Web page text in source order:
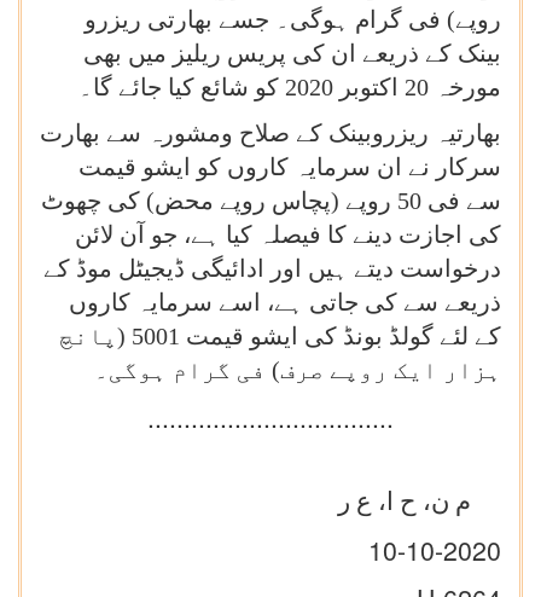
روپے) فی گرام ہوگی۔ جسے بھارتی ریزرو
بینک کے ذریعے ان کی پریس ریلیز میں بھی
مورخہ 20 اکتوبر 2020 کو شائع کیا جائے گا۔
بھارتیہ ریزروبینک کے صلاح ومشورہ سے بھارت
سرکار نے ان سرمایہ کاروں کو ایشو قیمت
سے فی 50 روپے (پچاس روپے محض) کی چھوٹ
کی اجازت دینے کا فیصلہ کیا ہے، جو آن لائن
درخواست دیتے ہیں اور ادائیگی ڈیجیٹل موڈ کے
ذریعے سے کی جاتی ہے، اسے سرمایہ کاروں
کے لئے گولڈ بونڈ کی ایشو قیمت 5001 (پانچ
ہزار ایک روپے صرف) فی گرام ہوگی۔
..................................
م ن، ح ا، ع ر
10-10-2020